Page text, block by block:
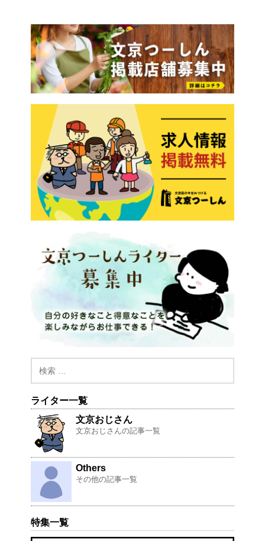
ライター一覧
文京おじさん
文京おじさんの記事一覧
Others
その他の記事一覧
特集一覧